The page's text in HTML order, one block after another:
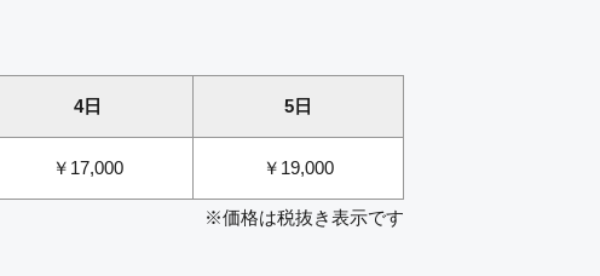
4日 5日
￥17,000 ￥19,000
※価格は税抜き表示です